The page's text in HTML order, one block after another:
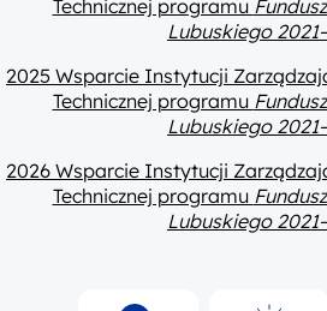
Technicznej programu
Lubuskiego
2025 Wsparcie Instytucji
Technicznej programu
Lubuskiego
2026 Wsparcie Instytucji
Technicznej programu
Lubuskiego